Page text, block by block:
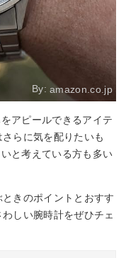
By:amazon.co.jp
アピールできるアイテ
らに気を配りたいも
と考えている方も多い
きのポイントとおすす
しい腕時計をぜひチェ